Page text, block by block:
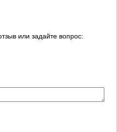
или задайте вопрос: